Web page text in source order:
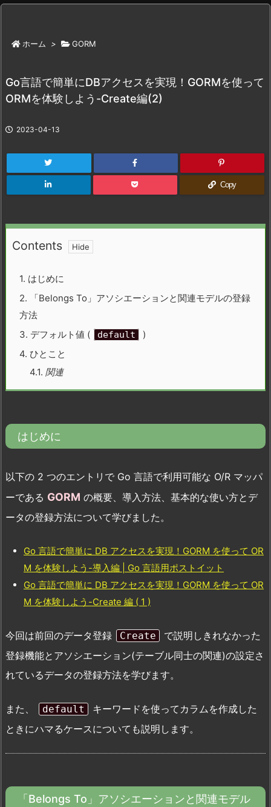
ホーム > GORM
Go言語で簡単にDBアクセスを実現！GORMを使って
ORMを体験しよう-Create編(2)
2023-04-13
Copy
Contents
1. はじめに
2. 「Belongs To」アソシエーションと関連モデルの登録
方法
3. デフォルト値 ( default
)
4. ひとこと
4.1. 関連
はじめに
以下の 2 つのエントリで Go 言語で利用可能な O/R マッパ
ーである GORM の概要、導入方法、基本的な使い方とデ
ータの登録方法について学びました。
Go 言語で簡単に DB アクセスを実現！GORM を使って OR
M を体験しよう-導入編 | Go 言語用ポストイット
Go 言語で簡単に DB アクセスを実現！GORM を使って OR
M を体験しよう-Create 編 ( 1 )
今回は前回のデータ登録 Create
で説明しきれなかった
登録機能とアソシエーション(テーブル同士の関連)の設定さ
れているデータの登録方法を学びます。
また、 default
キーワードを使ってカラムを作成した
ときにハマるケースについても説明します。
「Belongs To」アソシエーションと関連モデル